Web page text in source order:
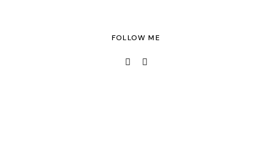
FOLLOW ME